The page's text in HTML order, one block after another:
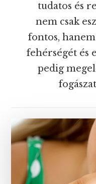
tudatos és
nem csak
fontos,
fehérségét és
pedig